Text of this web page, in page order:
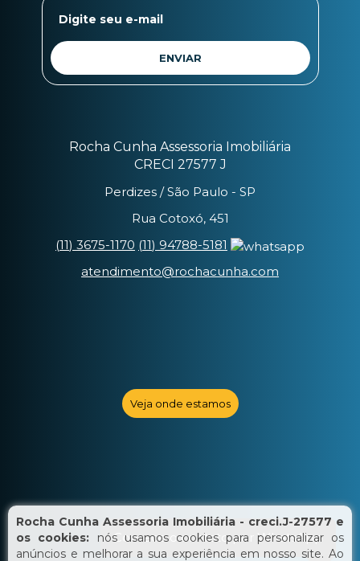
Rocha Cunha Assessoria Imobiliária
CRECI 27577 J
Perdizes / São Paulo - SP
Rua Cotoxó, 451
(11) 3675-1170 (11) 94788-5181
atendimento@rochacunha.com
Veja onde estamos
Comece o contato por WhatsApp
Rocha Cunha Assessoria Imobiliária - creci.J-27577 e
os cookies: nós usamos cookies para personalizar os
anúncios e melhorar a sua experiência em nosso site. Ao